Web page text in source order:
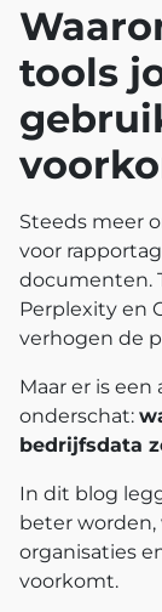
tools
Steeds meer
voor
documenten.
Perplexity en
verhogen de
Maar er is
onderschat:
bedrijfsdata
In dit blog
beter worden,
organisaties
voorkomt.